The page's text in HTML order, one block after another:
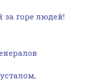
за горе людей!